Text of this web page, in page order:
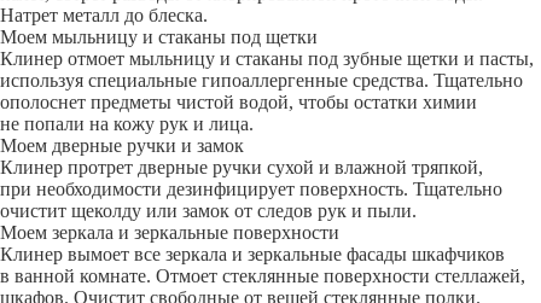
Натрет металл до блеска.
Моем мыльницу и стаканы под щетки
Клинер отмоет мыльницу и стаканы под зубные щетки и пасты,
используя специальные гипоаллергенные средства. Тщательно
ополоснет предметы чистой водой, чтобы остатки химии
не попали на кожу рук и лица.
Моем дверные ручки и замок
Клинер протрет дверные ручки сухой и влажной тряпкой,
при необходимости дезинфицирует поверхность. Тщательно
очистит щеколду или замок от следов рук и пыли.
Моем зеркала и зеркальные поверхности
Клинер вымоет все зеркала и зеркальные фасады шкафчиков
в ванной комнате. Отмоет стеклянные поверхности стеллажей,
шкафов. Очистит свободные от вещей стеклянные полки.